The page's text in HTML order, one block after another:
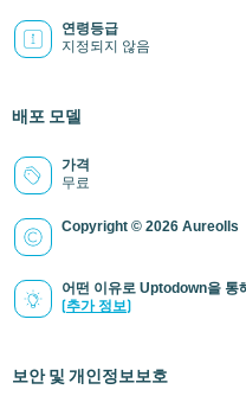
연령등급
지정되지 않음
배포 모델
가격
무료
Copyright © 2026 Aureolls
어떤 이유로 Uptodown을 통
(추가 정보)
보안 및 개인정보보호